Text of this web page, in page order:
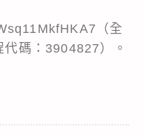
（全
碼：3904827）。